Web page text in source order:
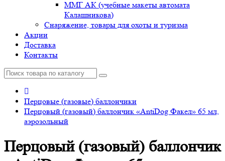
ММГ АК (учебные макеты автомата
Калашникова)
Снаряжение, товары для охоты и туризма
Акции
Доставка
Контакты
Перцовые (газовые) баллончики
Перцовый (газовый) баллончик «AntiDog Факел» 65 мл,
аэрозольный
Перцовый (газовый) баллончик